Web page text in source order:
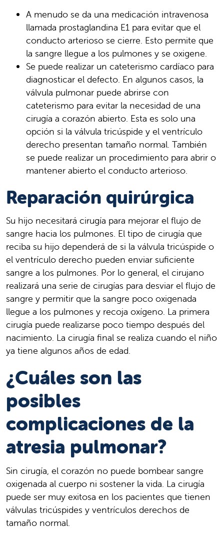
A menudo se da una medicación intravenosa
llamada prostaglandina E1 para evitar que el
conducto arterioso se cierre. Esto permite que
la sangre llegue a los pulmones y se oxigene.
Se puede realizar un cateterismo cardíaco para
diagnosticar el defecto. En algunos casos, la
válvula pulmonar puede abrirse con
cateterismo para evitar la necesidad de una
cirugía a corazón abierto. Esta es solo una
opción si la válvula tricúspide y el ventrículo
derecho presentan tamaño normal. También
se puede realizar un procedimiento para abrir o
mantener abierto el conducto arterioso.
Reparación quirúrgica
Su hijo necesitará cirugía para mejorar el flujo de
sangre hacia los pulmones. El tipo de cirugía que
reciba su hijo dependerá de si la válvula tricúspide o
el ventrículo derecho pueden enviar suficiente
sangre a los pulmones. Por lo general, el cirujano
realizará una serie de cirugías para desviar el flujo de
sangre y permitir que la sangre poco oxigenada
llegue a los pulmones y recoja oxígeno. La primera
cirugía puede realizarse poco tiempo después del
nacimiento. La cirugía final se realiza cuando el niño
ya tiene algunos años de edad.
¿Cuáles son las
posibles
complicaciones de la
atresia pulmonar?
Sin cirugía, el corazón no puede bombear sangre
oxigenada al cuerpo ni sostener la vida. La cirugía
puede ser muy exitosa en los pacientes que tienen
válvulas tricúspides y ventrículos derechos de
tamaño normal.